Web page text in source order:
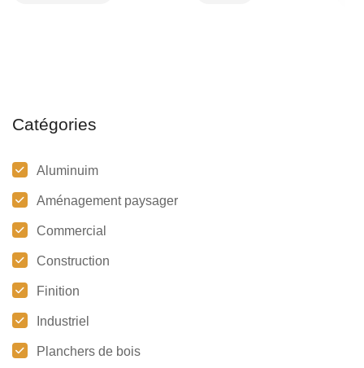
Catégories
Aluminuim
Aménagement paysager
Commercial
Construction
Finition
Industriel
Planchers de bois